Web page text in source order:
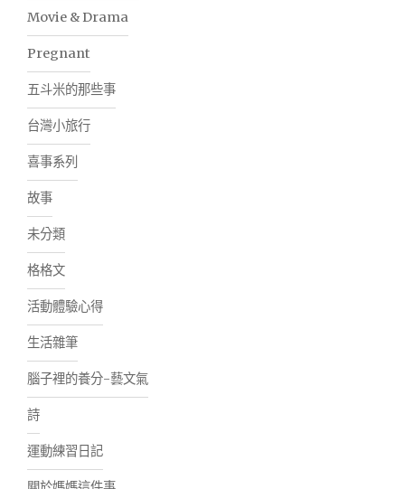
Movie & Drama
Pregnant
五斗米的那些事
台灣小旅行
喜事系列
故事
未分類
格格文
活動體驗心得
生活雜筆
腦子裡的養分-藝文氣
詩
運動練習日記